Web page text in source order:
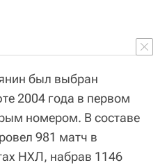
был выбран
2004 года в первом
номером. В составе
981 матч в
НХЛ, набрав 1146